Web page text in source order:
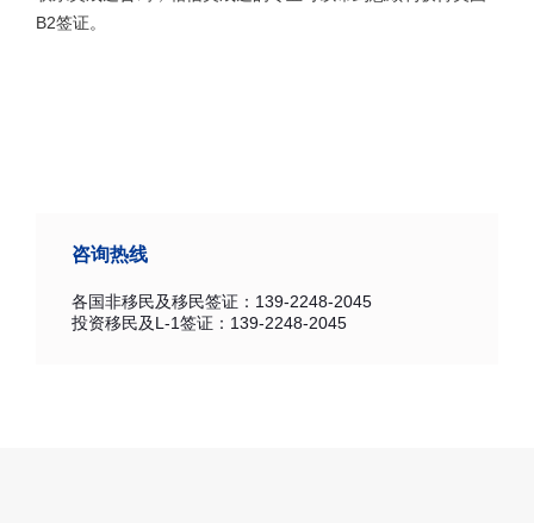
B2签证。
咨询热线
各国非移民及移民签证：139-2248-2045
投资移民及L-1签证：139-2248-2045